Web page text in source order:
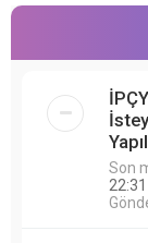
Son
22:31